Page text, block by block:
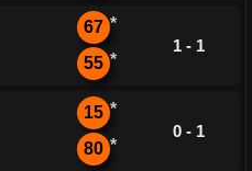
67 *
55 *
1 - 1
15 *
80 *
0 - 1